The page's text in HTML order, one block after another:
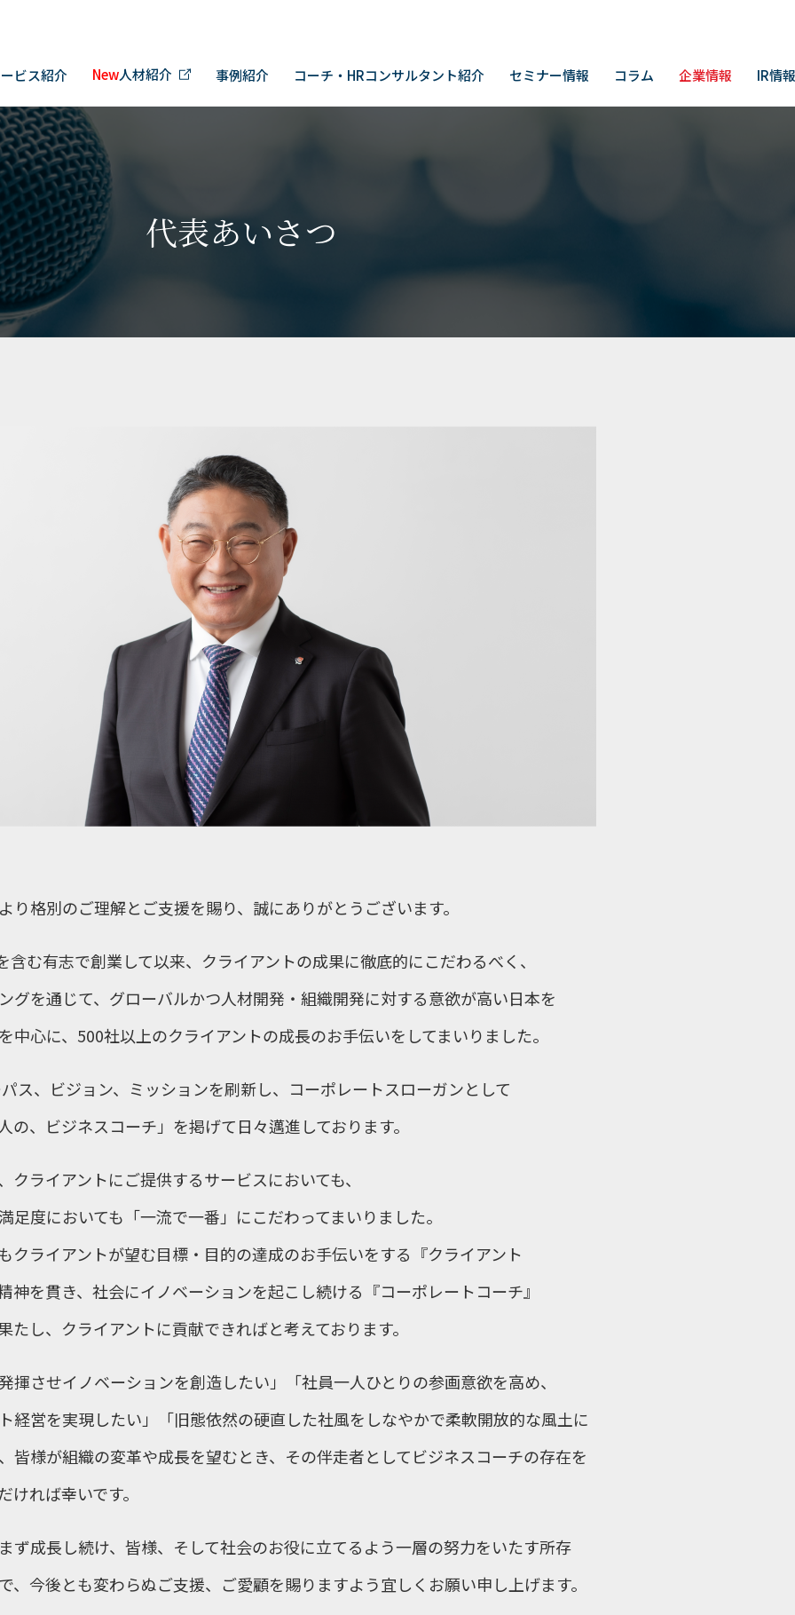
ビス紹介 New人材紹介 事例紹介 コーチ・HRコンサルタント紹介 セミナー情報 コラム 企業情報 IR情報
代表あいさつ
り格別のご理解とご支援を賜り、誠にありがとうございます。
含む有志で創業して以来、クライアントの成果に徹底的にこだわるべく、
グを通じて、グローバルかつ人材開発・組織開発に対する意欲が高い日本を
中心に、500社以上のクライアントの成長のお手伝いをしてまいりました。
ス、ビジョン、ミッションを刷新し、コーポレートスローガンとして
の、ビジネスコーチ」を掲げて日々邁進しております。
クライアントにご提供するサービスにおいても、
足度においても「一流で一番」にこだわってまいりました。
クライアントが望む目標・目的の達成のお手伝いをする『クライアント
神を貫き、社会にイノベーションを起こし続ける『コーポレートコーチ』
たし、クライアントに貢献できればと考えております。
揮させイノベーションを創造したい」「社員一人ひとりの参画意欲を高め、
経営を実現したい」「旧態依然の硬直した社風をしなやかで柔軟開放的な風土に
皆様が組織の変革や成長を望むとき、その伴走者としてビジネスコーチの存在を
ければ幸いです。
ず成長し続け、皆様、そして社会のお役に立てるよう一層の努力をいたす所存
、今後とも変わらぬご支援、ご愛顧を賜りますよう宜しくお願い申し上げます。